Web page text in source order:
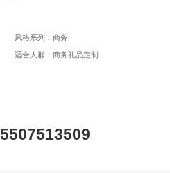
风格系列：商务
适合人群：商务礼品定制